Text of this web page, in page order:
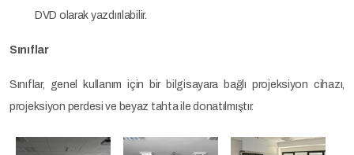
DVD olarak yazdırılabilir.
Sınıflar
Sınıflar, genel kullanım için bir bilgisayara bağlı projeksiyon cihazı,
projeksiyon perdesi ve beyaz tahta ile donatılmıştır.